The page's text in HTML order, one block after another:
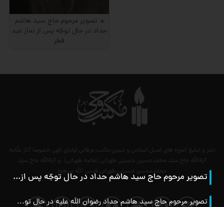
تصویر مرحوم حاج سید هاشم
حداد در حال توجّه پس از نماز عید
فطر
تصویر مرحوم حاج سید هاشم حداد در حال توجّه پس از نماز عید فطر
تصویر مرحوم حاج سید هاشم حداد رضوان اللَه علیه در حال توجّه پس از نماز عید فطر.
نشر و تبلیغ آموزه های اصیل اسلامی و تبیین مکتب عرفانی اولیای الهی خصوصا آثار علّامه
آیةالله حاج سیّد محمّدحسین حسینی طهرانی (علامه طهرانی) .و آیةالله حاج سیّد
محمّدمحسن حسینی طهرانی قدس الله سرهما